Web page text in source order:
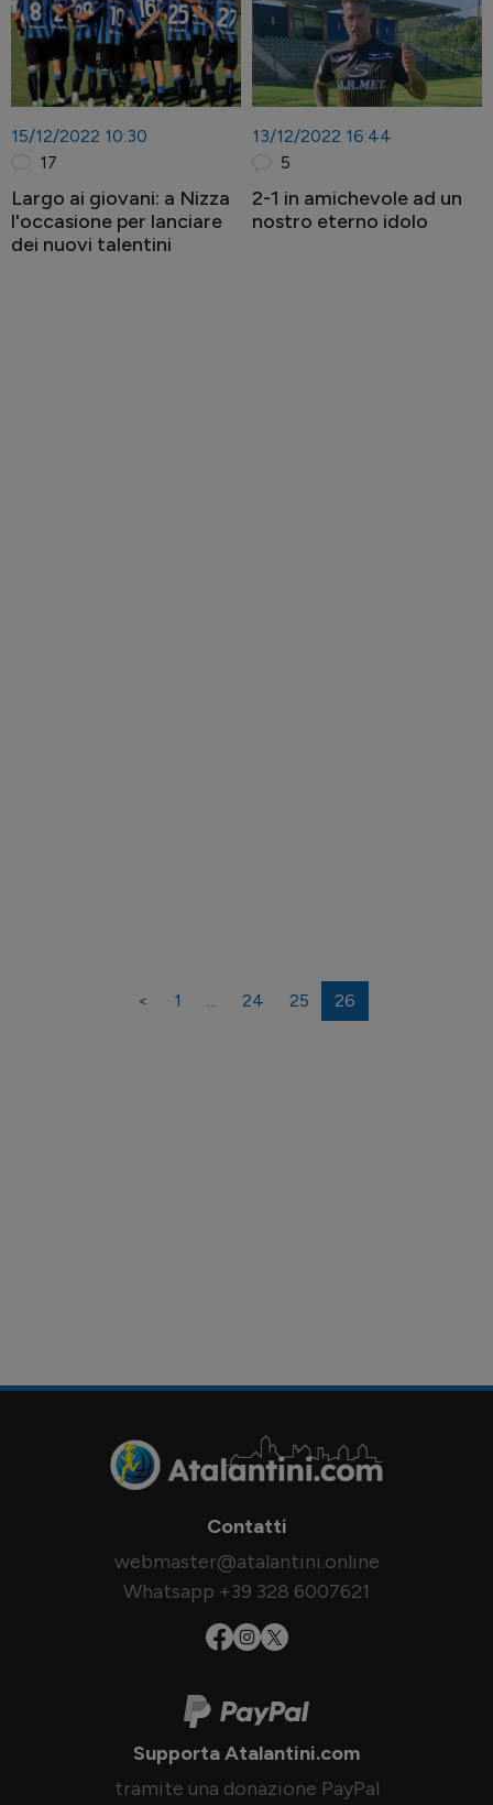
15/12/2022 10:30
17
Largo ai giovani: a Nizza
l'occasione per lanciare
dei nuovi talentini
13/12/2022 16:44
5
2-1 in amichevole ad un
nostro eterno idolo
< 1 ... 24 25 26
Contatti
webmaster@atalantini.online
Whatsapp +39 328 6007621
Supporta Atalantini.com
tramite una donazione PayPal